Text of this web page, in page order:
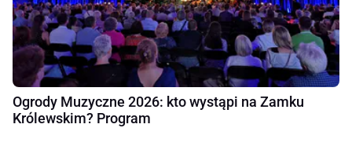
Ogrody Muzyczne 2026: kto wystąpi na Zamku
Królewskim? Program